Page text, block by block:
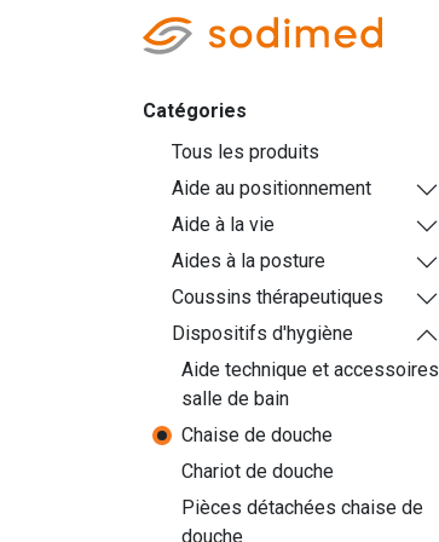
Catégories
Tous les produits
Aide au positionnement
Aide à la vie
Aides à la posture
Coussins thérapeutiques
Dispositifs d'hygiène
Aide technique et accessoires
salle de bain
Chaise de douche
Chariot de douche
Pièces détachées chaise de
douche